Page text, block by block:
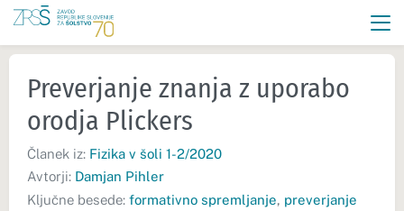
Preverjanje znanja z uporabo
orodja Plickers
Članek iz: Fizika v šoli 1-2/2020
Avtorji: Damjan Pihler
Ključne besede: formativno spremljanje, preverjanje